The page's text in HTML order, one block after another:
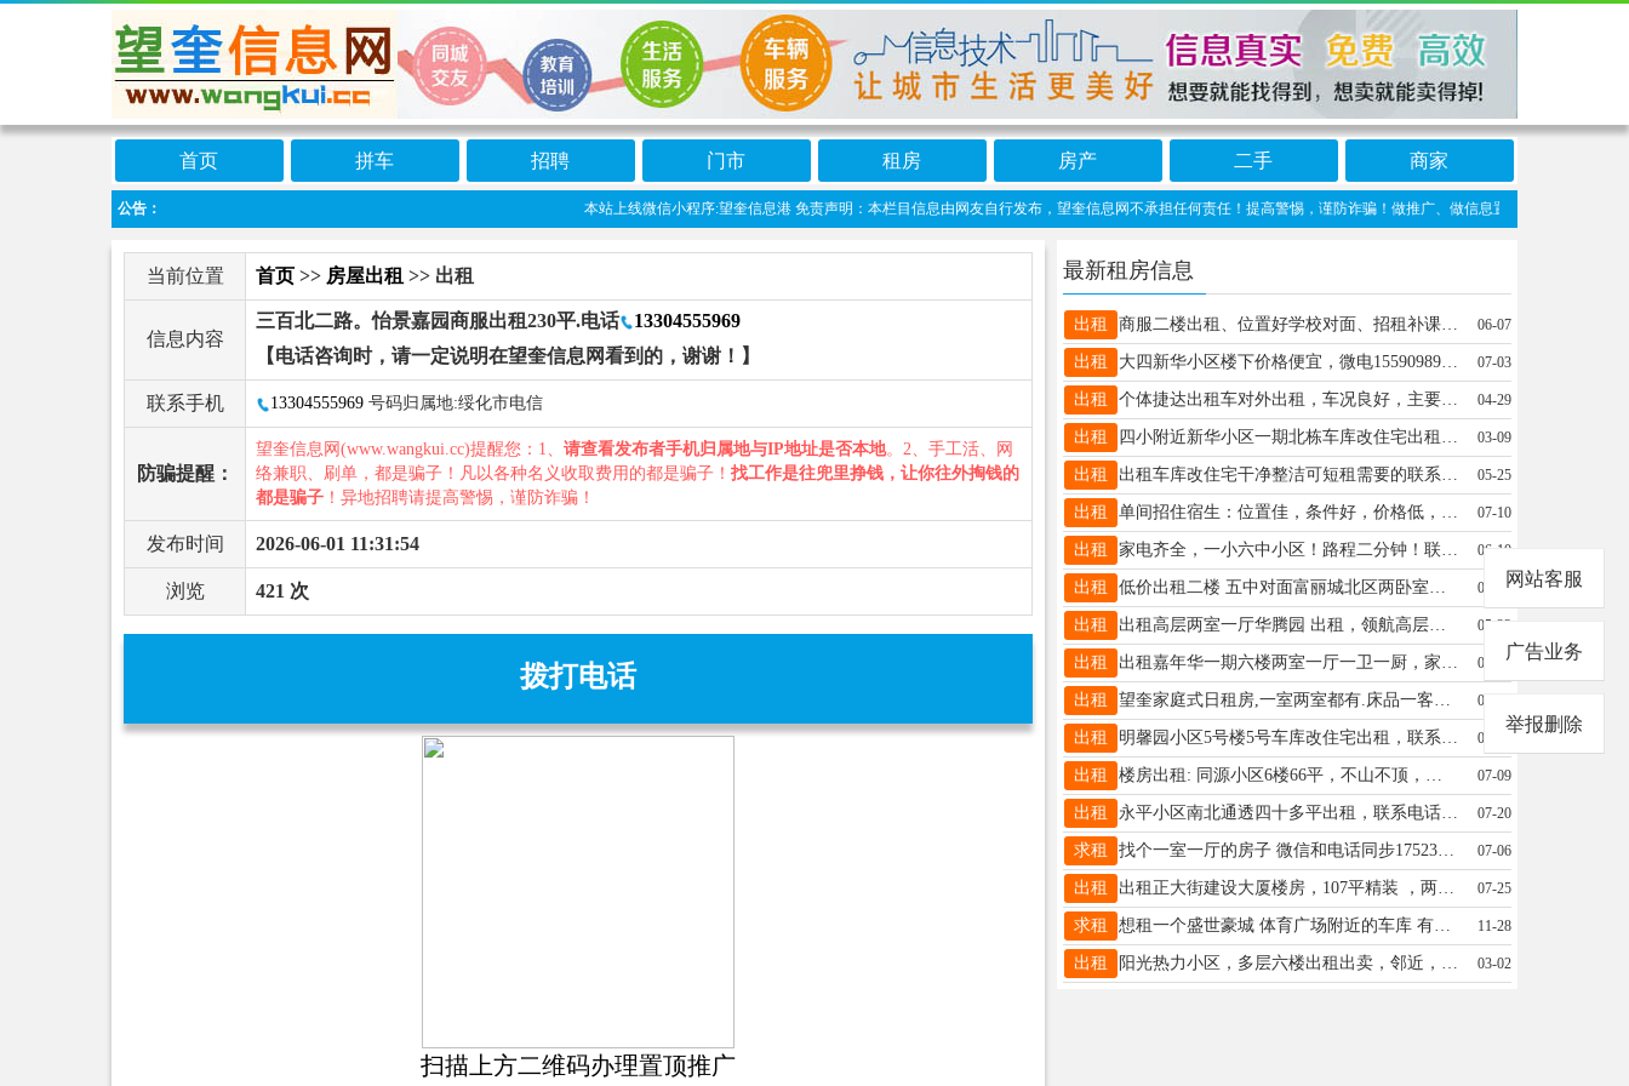
首页 拼车 招聘 门市 租房 房产 二手 商家
公告： 本站上线微信小程序:望奎信息港 免责声明：本栏目信息由网友自行发布，望奎信息网不承担任何责任！提高警惕，谨防诈骗！做推广、做信息置顶！请加望奎信息网
当前位置 首页 >> 房屋出租 >> 出租
信息内容
三百北二路。怡景嘉园商服出租230平.电话
13304555969
【电话咨询时，请一定说明在望奎信息网看到的，谢谢！】
联系手机 13304555969 号码归属地:绥化市电信
防骗提醒：
望奎信息网(www.wangkui.cc)提醒您：1、 请查看发布者手机归属地与IP地址是否本地。2、手工活、网
络兼职、刷单，都是骗子！凡以各种名义收取费用的都是骗子！ 找工作是往兜里挣钱，让你往外掏钱的
都是骗子 ！异地招聘请提高警惕，谨防诈骗！
发布时间 2026-06-01 11:31:54
浏览 421 次
拨打电话
扫描上方二维码办理置顶推广
最新租房信息
出租 商服二楼出租、位置好学校对面、招租补课班、书法、美术等、电话：13674555028 06-07
出租 大四新华小区楼下价格便宜，微电15590989929 07-03
出租 个体捷达出租车对外出租，车况良好，主要是加汽，不怎么用汽油，有考虑又能代步又能赚钱的请电话联系13359929727 04-29
出租 四小附近新华小区一期北栋车库改住宅出租，家电齐全拎包入住，朝阳，35平，取暖物业在内年租金7500，联系电话18746561600 03-09
出租 出租车库改住宅干净整洁可短租需要的联系，还有精装一楼俩室和合兴六楼干净整洁配置齐全随时入住都可短租需要的联系，还有三楼六楼长租短租都可需要的联系加微备用13555371567 05-25
出租 单间招住宿生：位置佳，条件好，价格低，非常干净舒适，有家的感觉！电话13214550605 07-10
出租 家电齐全，一小六中小区！路程二分钟！联系电话17065413444 06-10
出租 低价出租二楼 五中对面富丽城北区两卧室小平方住宅楼 冰箱洗衣机热水器烟机都有 联系电话18045503500 08-06
出租 出租高层两室一厅华腾园 出租，领航高层， 出租三小四中两室一厅15776022523 微信同号 05-23
出租 出租嘉年华一期六楼两室一厅一卫一厨，家电齐全拎包入住！电话 15845532889 03-10
出租 望奎家庭式日租房,一室两室都有.床品一客一换,二十四小时热水.冰箱,电视,洗衣机,空调,wifi,洗漱用品齐全.优雅的环境.家的感觉.微信电话同步:15636543344 03-21
出租 明馨园小区5号楼5号车库改住宅出租，联系电话13796573106 06-13
出租 楼房出租: 同源小区6楼66平，不山不顶，家电齐全，南北通透，拎包入住，黄金地段，☎15946152699 07-09
出租 永平小区南北通透四十多平出租，联系电话15184556823适合陪读单身 07-20
求租 找个一室一厅的房子 微信和电话同步17523347773 07-06
出租 出租正大街建设大厦楼房，107平精装 ，两室一厅一厨一卫，南北通透、家电齐全拎包入住，租金8000 年付，价格可议，房主人好事少，联系电话：13840994571 07-25
求租 想租一个盛世豪城 体育广场附近的车库 有出租的请联系我 15130238999 11-28
出租 阳光热力小区，多层六楼出租出卖，邻近，新二中，五中，一小学，县医院 电话：15184568484 13796975345 粉厂小区（南三县委对面）五楼出卖 03-02
网站客服
广告业务
举报删除